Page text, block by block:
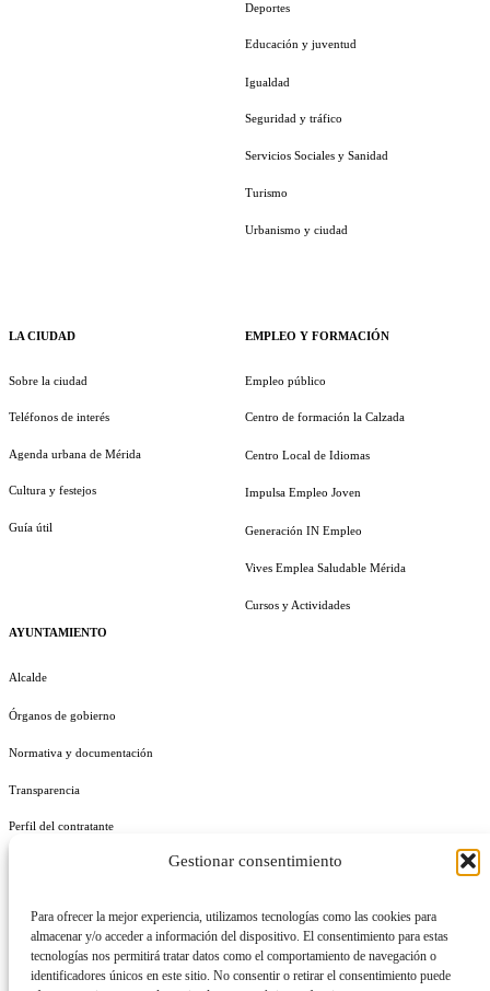
Gestionar consentimiento
Para ofrecer la mejor experiencia, utilizamos tecnologías como las cookies para
almacenar y/o acceder a información del dispositivo. El consentimiento para estas
tecnologías nos permitirá tratar datos como el comportamiento de navegación o
identificadores únicos en este sitio. No consentir o retirar el consentimiento puede
LA CIUDAD
Sobre la ciudad
Teléfonos de interés
Agenda urbana de Mérida
Cultura y festejos
Guía útil
AYUNTAMIENTO
Alcalde
Órganos de gobierno
Normativa y documentación
Transparencia
Perfil del contratante
Deportes
Educación y juventud
Igualdad
Seguridad y tráfico
Servicios Sociales y Sanidad
Turismo
Urbanismo y ciudad
EMPLEO Y FORMACIÓN
Empleo público
Centro de formación la Calzada
Centro Local de Idiomas
Impulsa Empleo Joven
Generación IN Empleo
Vives Emplea Saludable Mérida
Cursos y Actividades